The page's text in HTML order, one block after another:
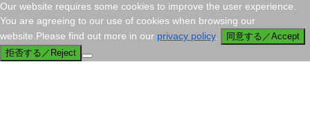
Our website requires some cookies to improve the user experience.
You are agreeing to our use of cookies when browsing our
website.Please find out more in our privacy policy.
同意する／Accept
拒否する／Reject